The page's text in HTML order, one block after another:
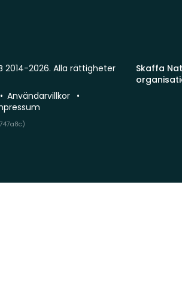
Skaffa
2014-2026. Alla rättigheter
Användarvillkor